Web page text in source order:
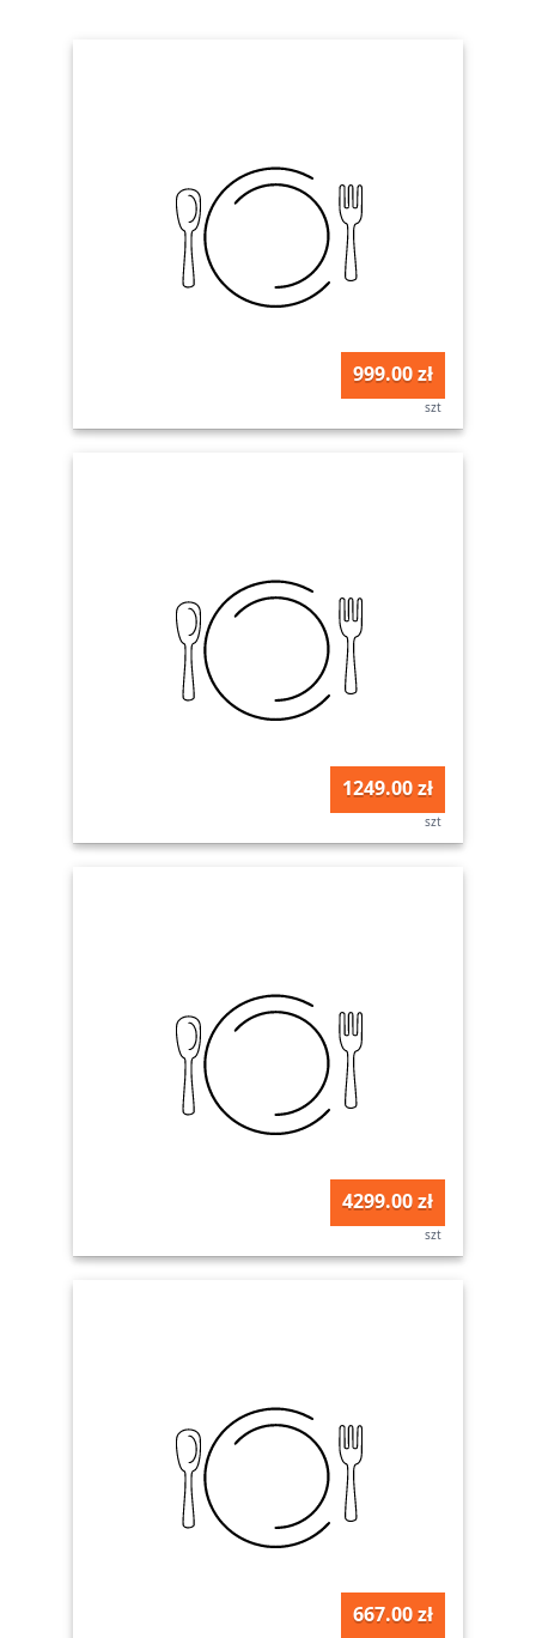
999.00 zł
szt
1249.00 zł
szt
4299.00 zł
szt
667.00 zł